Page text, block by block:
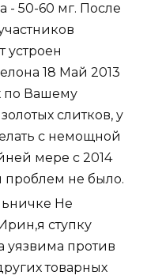
- 50-60 мг. После
устроен
18 Май 2013
по Вашему
слитков, у
с немощной
мере с 2014
проблем не было.
Не
ступку
уязвима против
товарных